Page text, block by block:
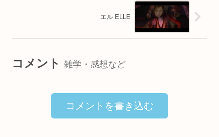
エル ELLE
コメント 雑学・感想など
コメントを書き込む